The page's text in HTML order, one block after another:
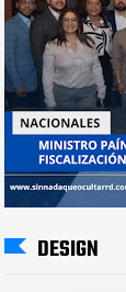
DESIGN